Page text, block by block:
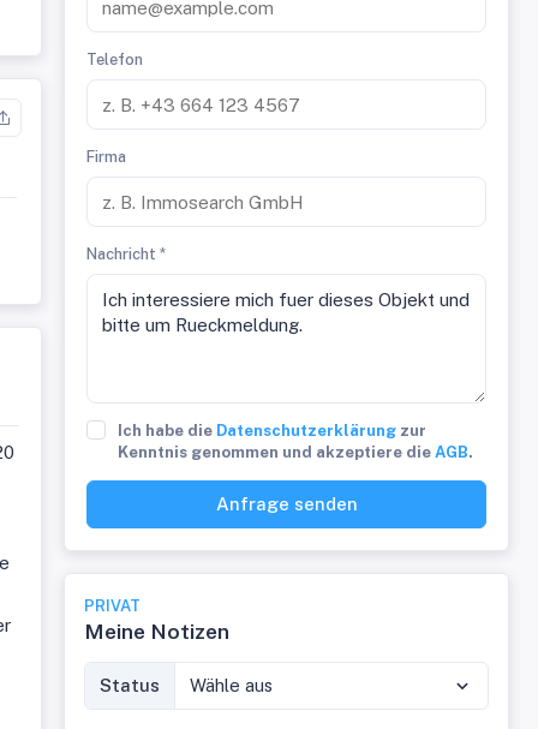
Telefon
Firma
Nachricht *
Ich habe die Datenschutzerklärung zur
Kenntnis genommen und akzeptiere dieAGB.
Anfrage senden
PRIVAT
Meine Notizen
Status Wähle aus